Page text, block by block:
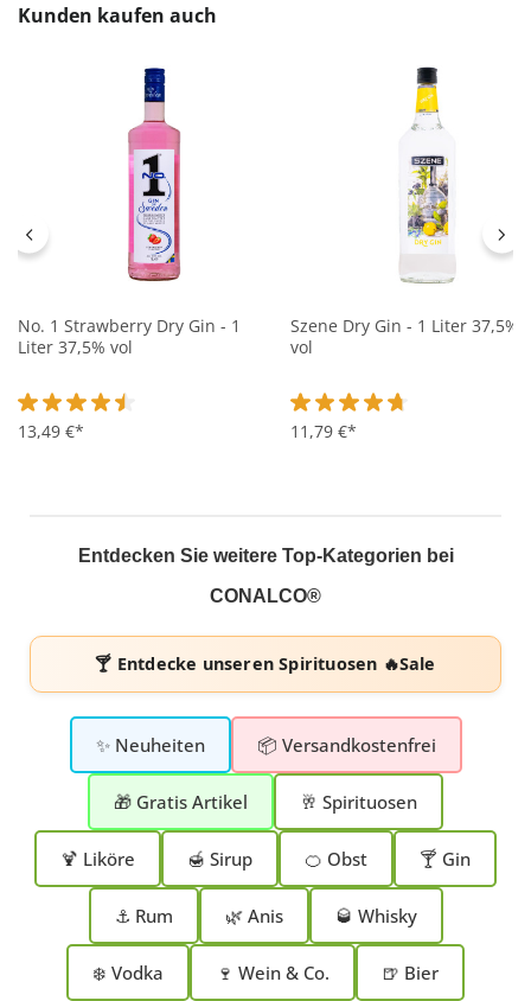
Produktgalerie überspringen
Kunden kaufen auch
No. 1 Strawberry Dry Gin - 1
Liter 37,5% vol
Durchschnittliche Bewertung von 4.5 von 5 Sternen
13,49 €*
Szene Dry Gin - 1 Liter 37,5%
vol
Durchschnittliche
11,79 €*
Entdecken Sie weitere Top-Kategorien bei
CONALCO®
🍸 Entdecke unserenSpirituosen 🔥Sale
✨ Neuheiten 📦 Versandkostenfrei
🎁 Gratis Artikel 🥂 Spirituosen
🍹 Liköre 🍯 Sirup 🍊 Obst 🍸 Gin
⚓ Rum 🌿 Anis 🥃 Whisky
❄️ Vodka 🍷 Wein & Co. 🍺 Bier